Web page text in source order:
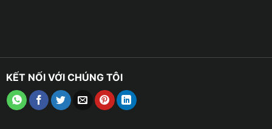
KẾT NỐI VỚI CHÚNG TÔI